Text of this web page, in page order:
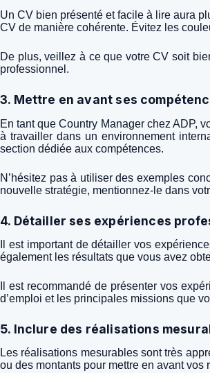
Un CV bien présenté et facile à lire aura
CV de manière cohérente. Évitez les
De plus, veillez à ce que votre CV soit
professionnel.
3. Mettre en avant ses
En tant que Country Manager chez ADP,
à travailler dans un environnement
section dédiée aux compétences.
N’hésitez pas à utiliser des exemples
nouvelle stratégie, mentionnez-le dans
4. Détailler ses expériences
Il est important de détailler vos
également les résultats que vous avez
Il est recommandé de présenter vos
d’emploi et les principales missions que
5. Inclure des réalisations
Les réalisations mesurables sont très
ou des montants pour mettre en avant vos